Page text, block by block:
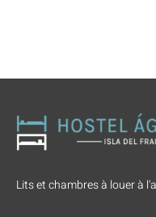
Lits et chambres à louer à